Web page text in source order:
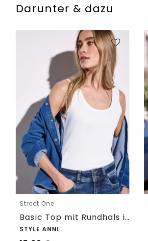
Darunter & dazu
Street One
Basic Top mit Rundhals in Unifarbe
STYLE ANNI